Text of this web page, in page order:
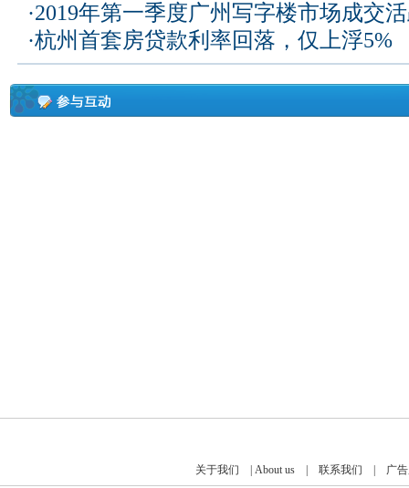
·2019年第一季度广州写字楼市场成交
·杭州首套房贷款利率回落，仅上浮5%
关于我们 About us| 联系我们
广